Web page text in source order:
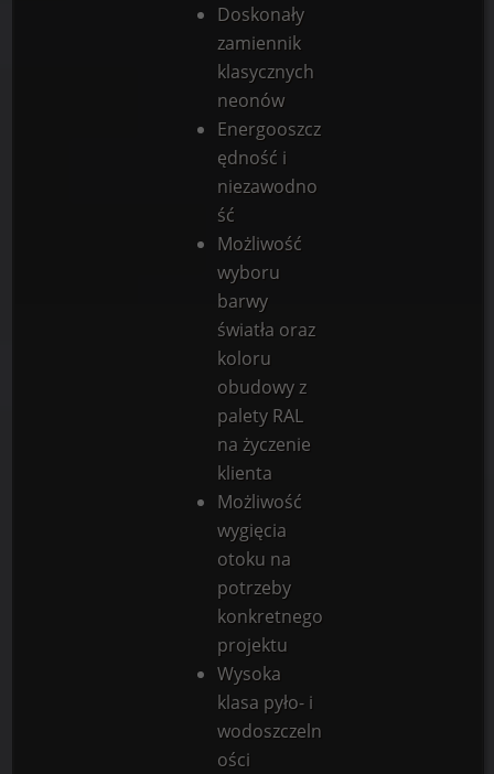
Doskonały
zamiennik
klasycznych
neonów
Energooszcz
ędność i
niezawodno
ść
Możliwość
wyboru
barwy
światła oraz
koloru
obudowy z
palety RAL
na życzenie
klienta
Możliwość
wygięcia
otoku na
potrzeby
konkretnego
projektu
Wysoka
klasa pyło- i
wodoszczeln
ości